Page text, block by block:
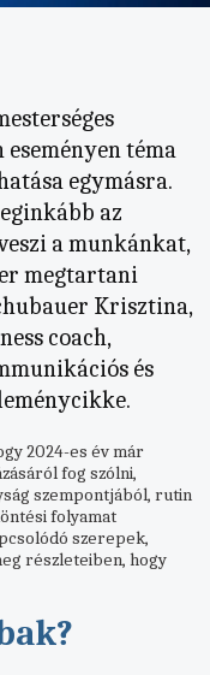
téma
egymásra.
az
a munkánkat,
megtartani
Krisztina,
coach,
és
2024-es év már
fog szólni,
szempontjából, rutin
folyamat
szerepek,
részleteiben, hogy